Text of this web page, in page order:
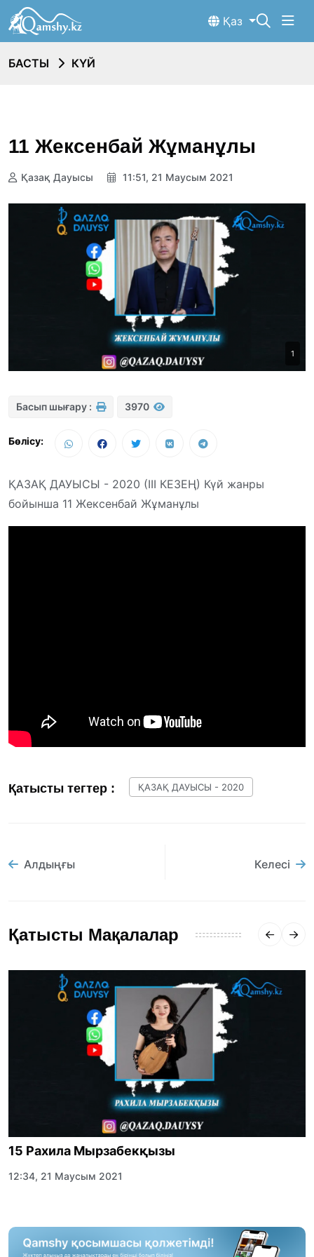
Қаз
БАСТЫ КҮЙ
11 Жексенбай Жұманұлы
Қазақ Дауысы 11:51, 21 Маусым 2021
1
Басып шығару : 3970
Бөлісу:
ҚАЗАҚ ДАУЫСЫ - 2020 (III КЕЗЕҢ) Күй жанры
бойынша 11 Жексенбай Жұманұлы
Қатысты тегтер : ҚАЗАҚ ДАУЫСЫ - 2020
Алдыңғы Келесі
Қатысты Мақалалар
15 Рахила Мырзабекқызы
12:34, 21 Маусым 2021